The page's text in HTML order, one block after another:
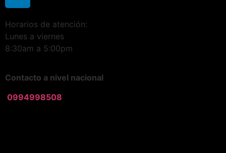
Horarios de atención:
Lunes a viernes
8:30am a 5:00pm
Contacto a nivel nacional
0994998508